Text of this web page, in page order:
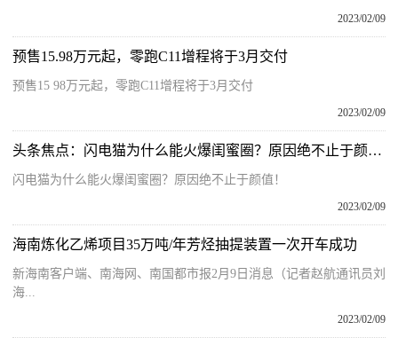
2023/02/09
预售15.98万元起，零跑C11增程将于3月交付
预售15 98万元起，零跑C11增程将于3月交付
2023/02/09
头条焦点：闪电猫为什么能火爆闺蜜圈？原因绝不止于颜值！
闪电猫为什么能火爆闺蜜圈？原因绝不止于颜值！
2023/02/09
海南炼化乙烯项目35万吨/年芳烃抽提装置一次开车成功
新海南客户端、南海网、南国都市报2月9日消息（记者赵航通讯员刘
海...
2023/02/09